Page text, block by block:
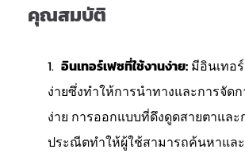
คุณสมบัติ
อินเทอร์เฟซที่ใช้งานง่าย: มีอินเทอ
ง่ายซึ่งทำให้การนำทางและการจัดก
ง่าย การออกแบบที่ดึงดูดสายตาและ
ประณีตทำให้ผู้ใช้สามารถค้นหาและ